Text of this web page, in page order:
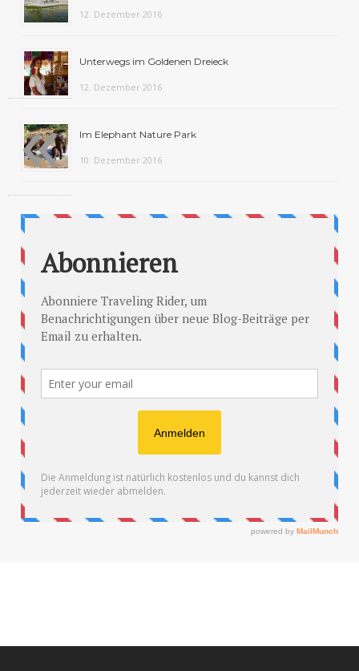
12. Dezember 2016
Unterwegs im Goldenen Dreieck
12. Dezember 2016
Im Elephant Nature Park
10. Dezember 2016
«